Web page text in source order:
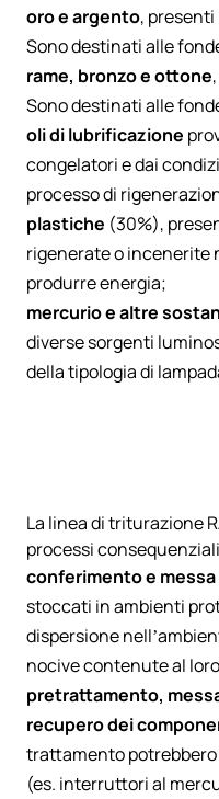
oro e argento,
Sono destinati alle
rame, bronzo e ottone
Sono destinati alle
oli di lubrificazione
congelatori e dai
processo di
plastiche (30%),
rigenerate o incenerite
produrre energia;
mercurio e altre
diverse sorgenti
della tipologia di
La linea di triturazione
processi
conferimento e
stoccati in ambienti
dispersione
nocive contenute al
pretrattamento,
recupero dei
trattamento
(es. interruttori al